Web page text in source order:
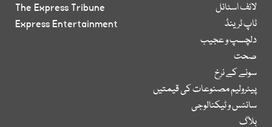
لائف اسٹائل
ٹاپ ٹرینڈ
دلچسپ و عجیب
صحت
سونے کے نرخ
پیٹرولیم مصنوعات کی قیمتیں
سائنس و ٹیکنالوجی
بلاگ
The Express Tribune
Express Entertainment